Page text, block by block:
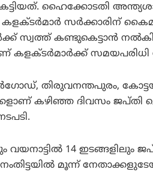
ഹൈക്കോടതി
സര്‍ക്കാരിന്
സ്വത്ത് കണ്ടുകെട്ടാന്‍
സമയപരിധി
തിരുവനന്തപുരം,
കഴിഞ്ഞ ദിവസം ജപ്തി
വയനാട്ടില്‍ 14 ഇടങ്ങളിലും
മൂന്ന്